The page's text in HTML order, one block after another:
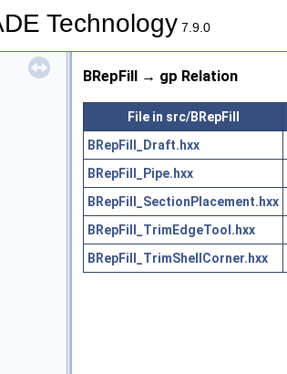
Technology 7.9.0
BRepFill → gp Relation
File in src/BRepFill
BRepFill_Draft.hxx
BRepFill_Pipe.hxx
BRepFill_SectionPlacement.hxx
BRepFill_TrimEdgeTool.hxx
BRepFill_TrimShellCorner.hxx